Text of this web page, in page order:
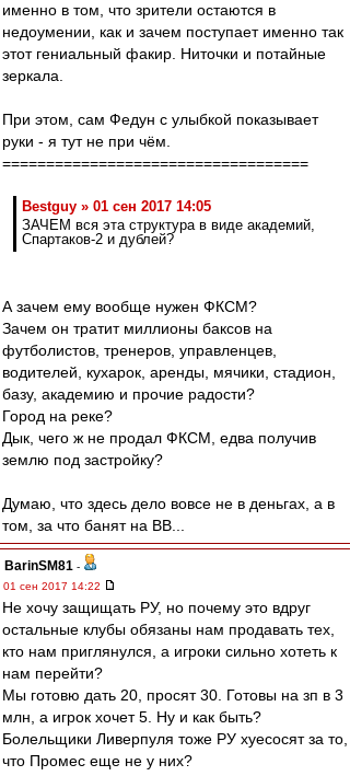
именно в том, что зрители остаются в
недоумении, как и зачем поступает именно так
этот гениальный факир. Ниточки и потайные
зеркала.
При этом, сам Федун с улыбкой показывает
руки - я тут не при чём.
===================================
Bestguy » 01 сен 2017 14:05
ЗАЧЕМ вся эта структура в виде академий,
Спартаков-2 и дублей?
А зачем ему вообще нужен ФКСМ?
Зачем он тратит миллионы баксов на
футболистов, тренеров, управленцев,
водителей, кухарок, аренды, мячики, стадион,
базу, академию и прочие радости?
Город на реке?
Дык, чего ж не продал ФКСМ, едва получив
землю под застройку?
Думаю, что здесь дело вовсе не в деньгах, а в
том, за что банят на ВВ...
BarinSM81 -
01 сен 2017 14:22
Не хочу защищать РУ, но почему это вдруг
остальные клубы обязаны нам продавать тех,
кто нам приглянулся, а игроки сильно хотеть к
нам перейти?
Мы готовю дать 20, просят 30. Готовы на зп в 3
млн, а игрок хочет 5. Ну и как быть?
Болельщики Ливерпуля тоже РУ хуесосят за то,
что Промес еще не у них?